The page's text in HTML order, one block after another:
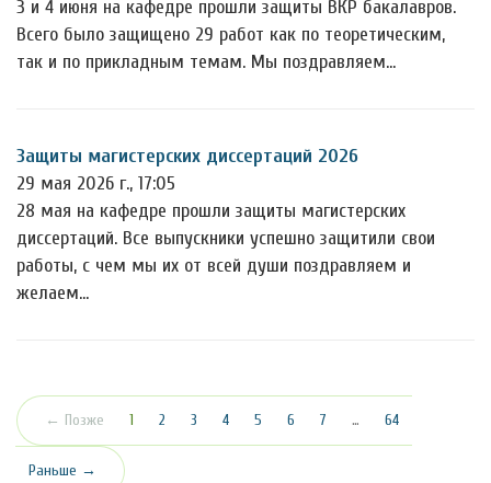
3 и 4 июня на кафедре прошли защиты ВКР бакалавров.
Всего было защищено 29 работ как по теоретическим,
так и по прикладным темам. Мы поздравляем…
Защиты магистерских диссертаций 2026
29 мая 2026 г., 17:05
28 мая на кафедре прошли защиты магистерских
диссертаций. Все выпускники успешно защитили свои
работы, с чем мы их от всей души поздравляем и
желаем…
← Позже 1 (текущая)
2 3 4 5 6 7 … 64
Раньше →